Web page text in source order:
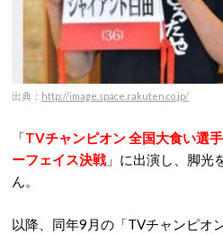
出典： http://image.space.rakuten.co.jp/
「TVチャンピオン 全国大食い選
ーフェイス決戦」に出演し、脚光
ん。
以降、同年9月の「TVチャンピオ